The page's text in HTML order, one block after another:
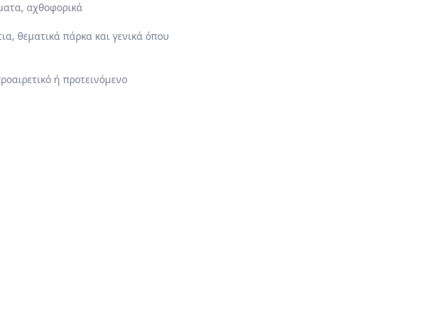
κάθε ταξιδιώτης με
δεδομένων GDPR.
αχθοφορικά
θεματικά πάρκα και γενικά όπου
ή προτεινόμενο